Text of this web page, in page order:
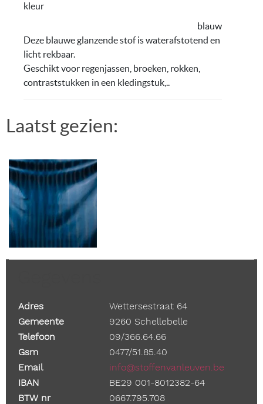
kleur
blauw
Deze blauwe glanzende stof is waterafstotend en
licht rekbaar.
Geschikt voor regenjassen, broeken, rokken,
contraststukken in een kledingstuk,..
Laatst gezien:
Adres
Wettersestraat 64
Gemeente
9260 Schellebelle
Telefoon
09/366.64.66
Gsm
0477/51.85.40
Email
info@stoffenvanleuven.be
IBAN
BE29 001-8012382-64
BTW nr
0667.795.708